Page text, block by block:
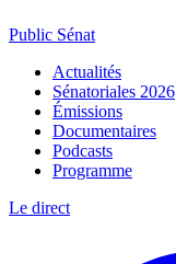
Public Sénat
Actualités
Sénatoriales 2026
Émissions
Documentaires
Podcasts
Programme
Le direct